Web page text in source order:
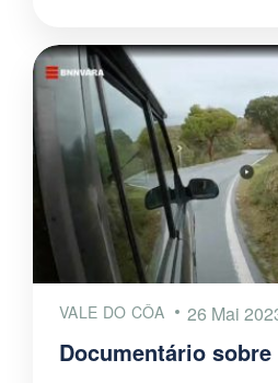
VALE DO CÔA 26 Mai
Documentário sobre